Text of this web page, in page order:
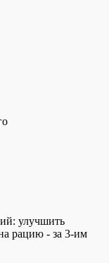
улучшить
рацию - за 3-им